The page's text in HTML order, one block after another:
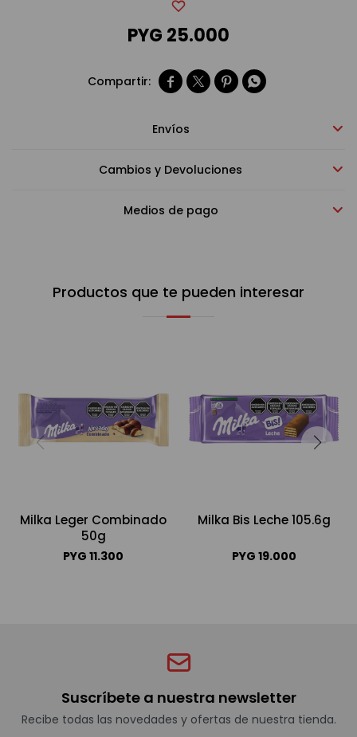
PYG 25.000
   
Envíos
Cambios y Devoluciones
Medios de pago
Productos que te pueden interesar
Milka Leger Combinado
50g
PYG 11.300
Milka Bis Leche 105.6g
PYG 19.000
Suscríbete a nuestra newsletter
Recibe todas las novedades y ofertas de nuestra tienda.
Bebidas sin alcohol
Accesorios y regalos